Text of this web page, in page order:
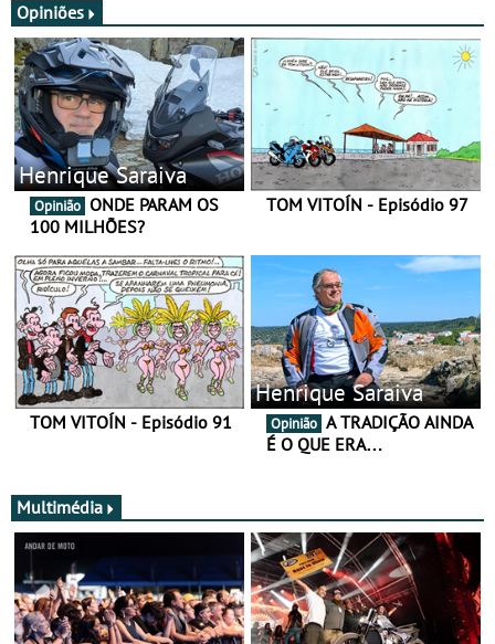
Opiniões
Henrique Saraiva
Opinião
100 MILHÕES?
TOM VITOÍN - Episódio 97
TOM VITOÍN - Episódio 91
Henrique Saraiva
Opinião
É O QUE ERA…
Multimédia